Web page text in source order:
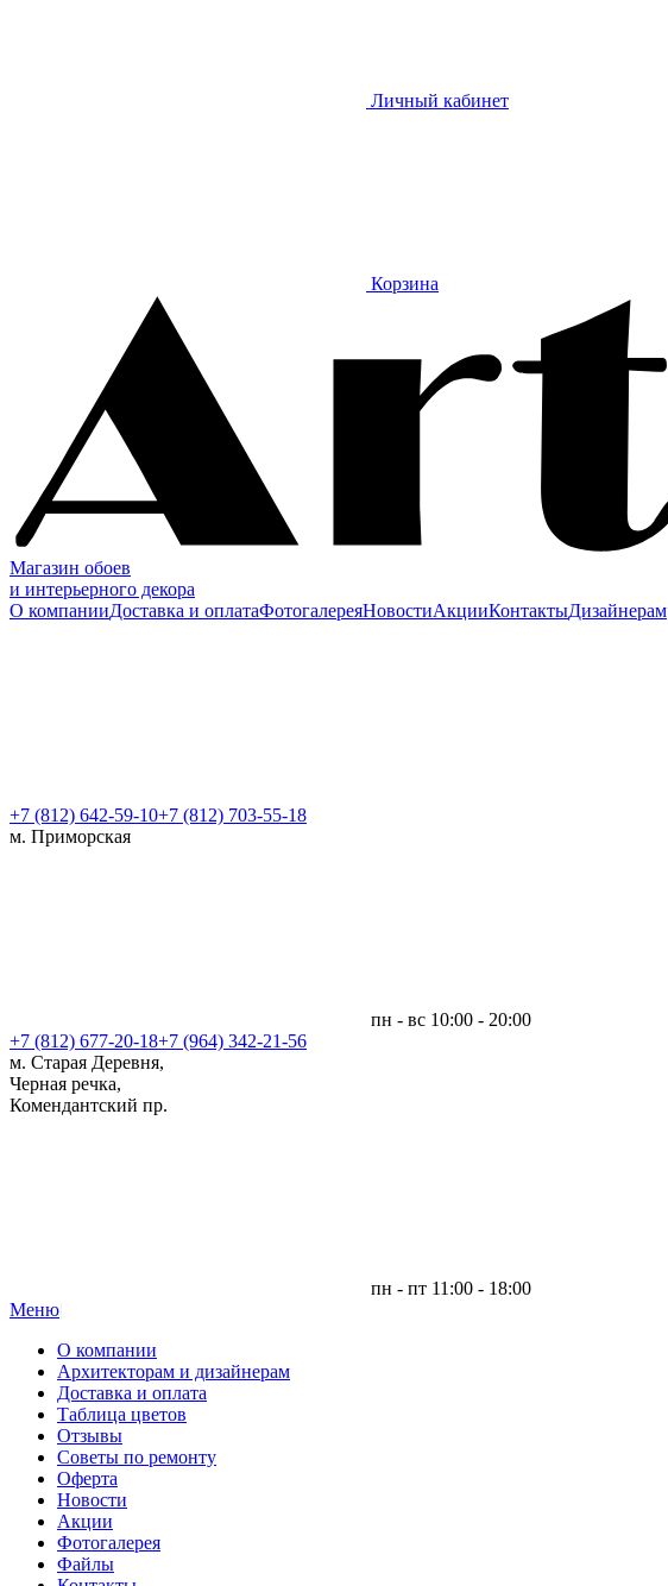
Личный кабинет
Корзина
Магазин обоев
и интерьерного декора
О компанииДоставка и оплатаФотогалереяНовостиАкцииКонтактыДизайнерам
+7 (812) 642-59-10+7 (812) 703-55-18
м. Приморская
пн - вс 10:00 - 20:00
+7 (812) 677-20-18+7 (964) 342-21-56
м. Старая Деревня,
Черная речка,
Комендантский пр.
пн - пт 11:00 - 18:00
Меню|
О компании
Архитекторам и дизайнерам
Доставка и оплата
Таблица цветов
Отзывы
Советы по ремонту
Оферта
Новости
Акции
Фотогалерея
Файлы